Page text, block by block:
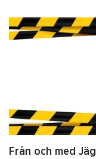
Från och med